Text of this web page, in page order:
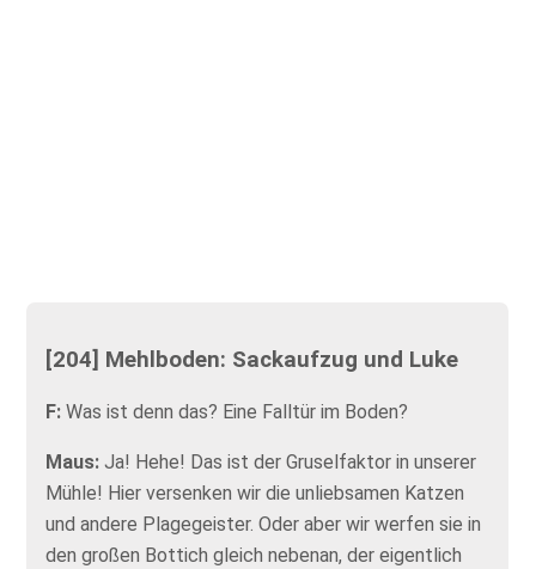
[204] Mehlboden: Sackaufzug und Luke
F:Was ist denn das? Eine Falltür im Boden?
Maus:Ja! Hehe! Das ist der Gruselfaktor in unserer
Mühle! Hier versenken wir die unliebsamen Katzen
und andere Plagegeister. Oder aber wir werfen sie in
den großen Bottich gleich nebenan, der eigentlich